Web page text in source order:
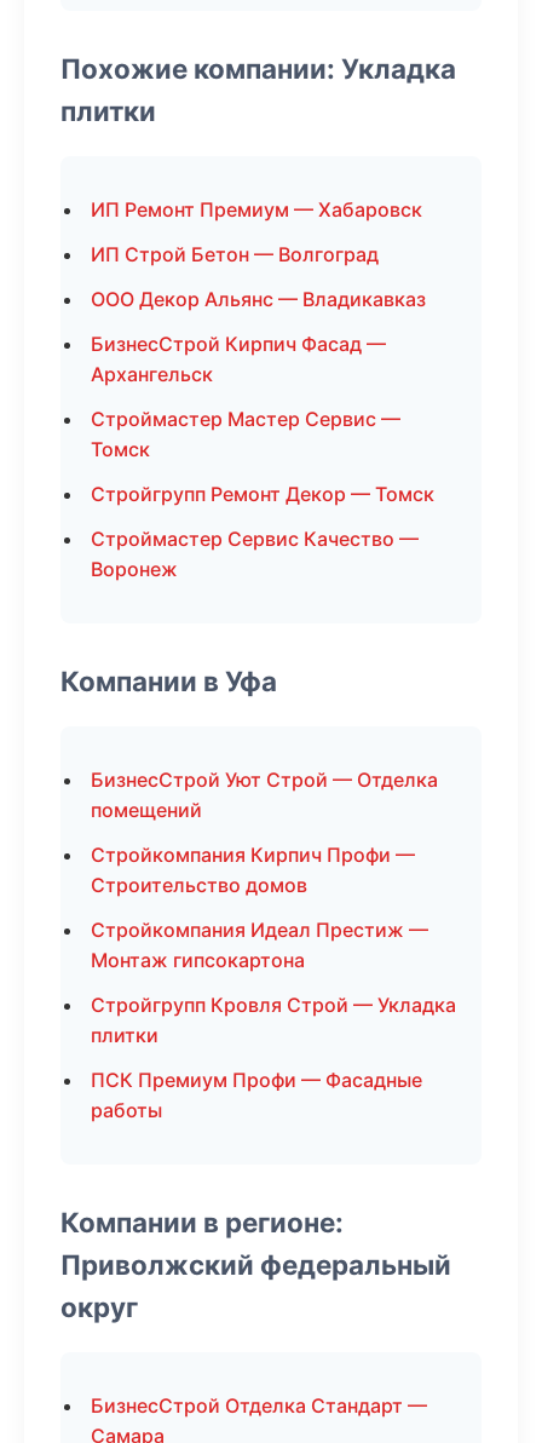
Похожие компании: Укладка
плитки
ИП Ремонт Премиум — Хабаровск
ИП Строй Бетон — Волгоград
ООО Декор Альянс — Владикавказ
БизнесСтрой Кирпич Фасад —
Архангельск
Строймастер Мастер Сервис —
Томск
Стройгрупп Ремонт Декор — Томск
Строймастер Сервис Качество —
Воронеж
Компании в Уфа
БизнесСтрой Уют Строй — Отделка
помещений
Стройкомпания Кирпич Профи —
Строительство домов
Стройкомпания Идеал Престиж —
Монтаж гипсокартона
Стройгрупп Кровля Строй — Укладка
плитки
ПСК Премиум Профи — Фасадные
работы
Компании в регионе:
Приволжский федеральный
округ
БизнесСтрой Отделка Стандарт —
Самара